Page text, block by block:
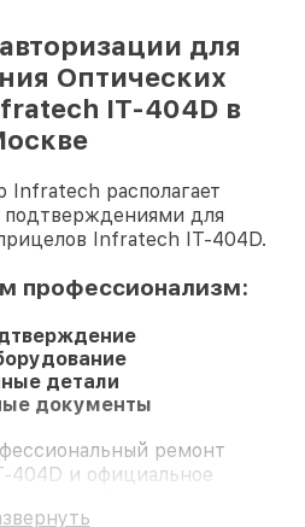
для
Оптических
IT-404D в
располагает
для
Infratech IT-404D.
профессионализм:
детали
документы
ремонт
404D и официальное